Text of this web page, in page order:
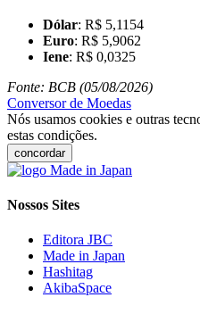
Dólar: R$ 5,1154
Euro: R$ 5,9062
Iene: R$ 0,0325
Fonte: BCB (05/08/2026)
Conversor de Moedas
Nós usamos cookies e outras
estas condições.
concordar
Nossos Sites
Editora JBC
Made in Japan
Hashitag
AkibaSpace